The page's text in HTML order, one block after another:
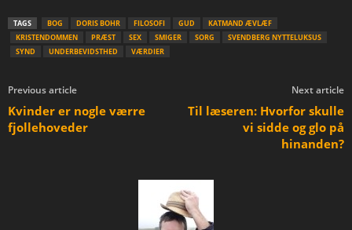
TAGS BOG DORIS BOHR FILOSOFI GUD
KATMAND ÆVLÆF
KRISTENDOMMEN
PRÆST SEX SMIGER SORG
SVENDBERG NYTTELUKSUS
SYND
UNDERBEVIDSTHED VÆRDIER
Previous article
Kvinder er nogle værre
fjollehoveder
Next article
Til læseren: Hvorfor skulle
vi sidde og glo på
hinanden?